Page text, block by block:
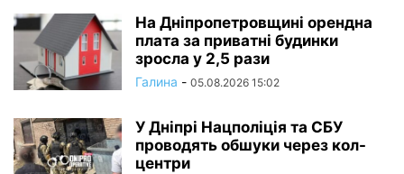
На Дніпропетровщині орендна
плата за приватні будинки
зросла у 2,5 рази
Галина - 05.08.2026 15:02
У Дніпрі Нацполіція та СБУ
проводять обшуки через кол-
центри